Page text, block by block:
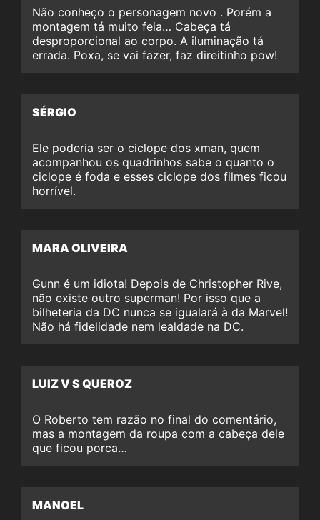
Não conheço o personagem novo . Porém a
montagem tá muito feia… Cabeça tá
desproporcional ao corpo. A iluminação tá
errada. Poxa, se vai fazer, faz direitinho pow!
SÉRGIO
Ele poderia ser o ciclope dos xman, quem
acompanhou os quadrinhos sabe o quanto o
ciclope é foda e esses ciclope dos filmes ficou
horrível.
MARA OLIVEIRA
Gunn é um idiota! Depois de Christopher Rive,
não existe outro superman! Por isso que a
bilheteria da DC nunca se igualará à da Marvel!
Não há fidelidade nem lealdade na DC.
LUIZ V S QUEROZ
O Roberto tem razão no final do comentário,
mas a montagem da roupa com a cabeça dele
que ficou porca…
MANOEL